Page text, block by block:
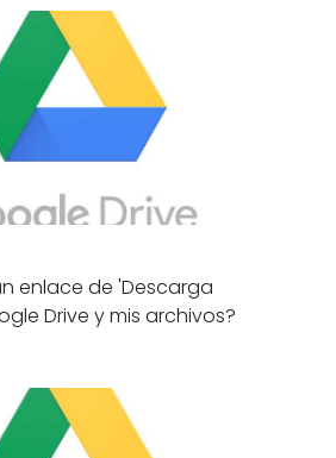
enlace de 'Descarga
Drive y mis archivos?